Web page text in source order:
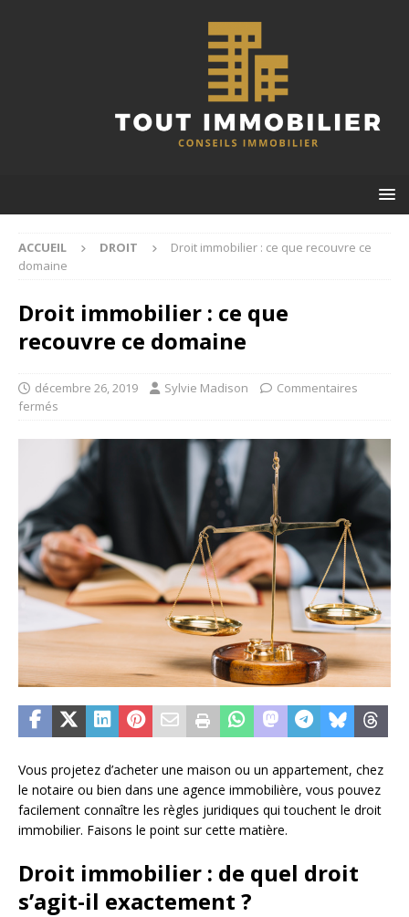
ACCUEIL DROIT
Droit immobilier : ce que recouvre ce
domaine
Droit immobilier : ce que
recouvre ce domaine
décembre 26, 2019 Sylvie Madison
Commentaires
fermés
Vous projetez d’acheter une maison ou un appartement, chez
le notaire ou bien dans une agence immobilière, vous pouvez
facilement connaître les règles juridiques qui touchent le droit
immobilier. Faisons le point sur cette matière.
Droit immobilier : de quel droit
s’agit-il exactement ?